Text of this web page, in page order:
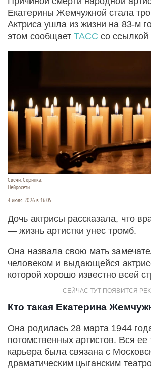
Екатерины Жемчужной стала
Актриса ушла из жизни на 83-м
этом сообщает ТАСС со ссылкой
Свечи. Скрипка.
Нейросети
4 июля 2026 в 16:05
Дочь актрисы рассказала, что
— жизнь артистки унес тромб.
Она назвала свою мать
человеком и выдающейся
которой хорошо известно всей
Кто такая Екатерина
Она родилась 28 марта 1944
потомственных артистов. Вся ее
карьера была связана с
драматическим цыганским